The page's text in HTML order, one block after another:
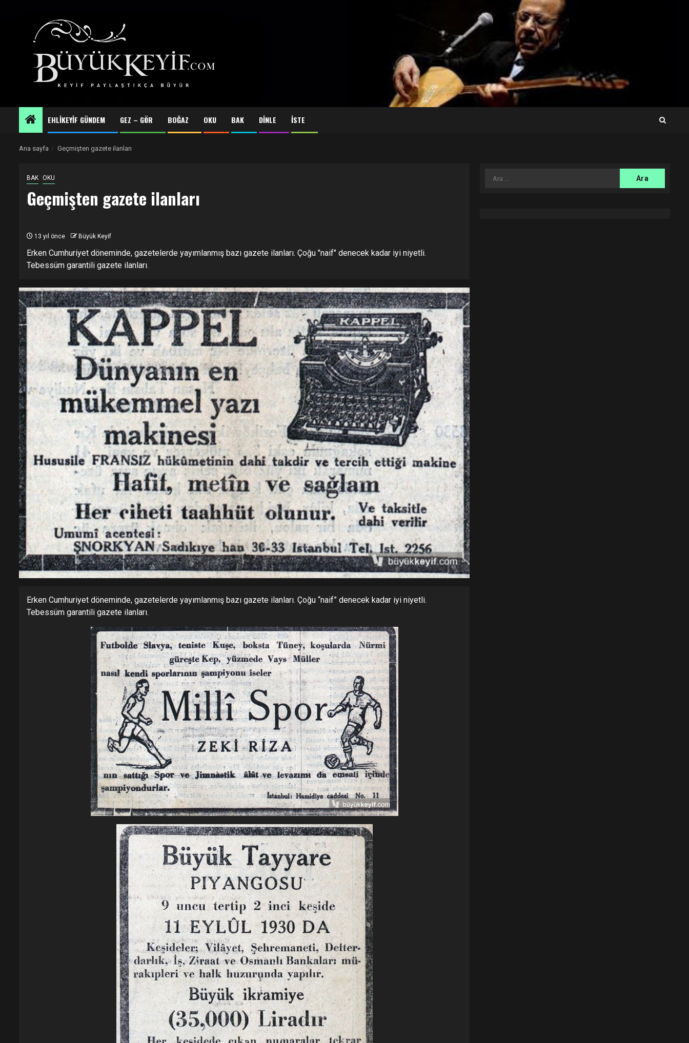
EHLİKEYİF GÜNDEM GEZ – GÖR BOĞAZ OKU BAK DİNLE İSTE
Ana sayfa Geçmişten gazete ilanları
BAK OKU
Geçmişten gazete ilanları
13 yıl önce Büyük Keyif
Erken Cumhuriyet döneminde, gazetelerde yayımlanmış bazı gazete ilanları. Çoğu "naif" denecek kadar iyi niyetli.
Tebessüm garantili gazete ilanları.
Erken Cumhuriyet döneminde, gazetelerde yayımlanmış bazı gazete ilanları. Çoğu “naif” denecek kadar iyi niyetli.
Tebessüm garantili gazete ilanları.
Arama: